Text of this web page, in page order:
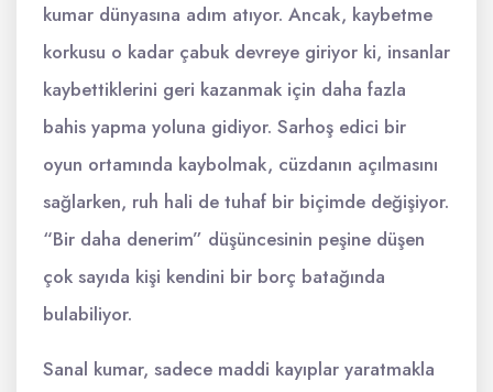
kumar dünyasına adım atıyor. Ancak, kaybetme
korkusu o kadar çabuk devreye giriyor ki, insanlar
kaybettiklerini geri kazanmak için daha fazla
bahis yapma yoluna gidiyor. Sarhoş edici bir
oyun ortamında kaybolmak, cüzdanın açılmasını
sağlarken, ruh hali de tuhaf bir biçimde değişiyor.
“Bir daha denerim” düşüncesinin peşine düşen
çok sayıda kişi kendini bir borç batağında
bulabiliyor.
Sanal kumar, sadece maddi kayıplar yaratmakla